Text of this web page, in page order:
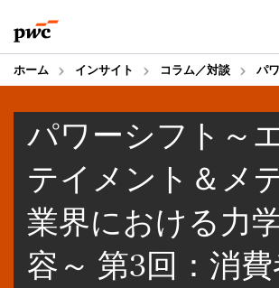
to
content
to
footer
ホーム インサイト コラム／対談 パ
パワーシフト～
テイメント＆メ
業界における力
容～ 第3回：消